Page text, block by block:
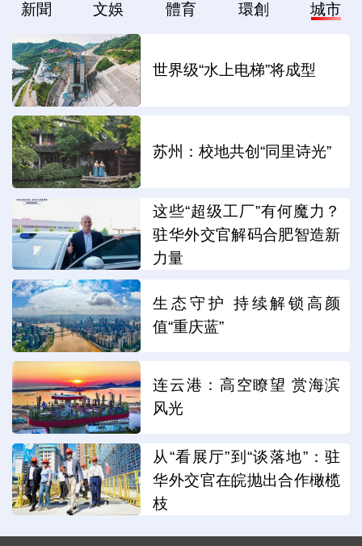
新聞 文娛 體育 環創 城市
世界级“水上电梯”将成型
苏州：校地共创“同里诗光”
这些“超级工厂”有何魔力？
驻华外交官解码合肥智造新
力量
生态守护 持续解锁高颜
值“重庆蓝”
连云港：高空瞭望 赏海滨
风光
从“看展厅”到“谈落地”：驻
华外交官在皖抛出合作橄榄
枝